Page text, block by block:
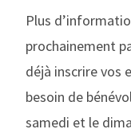
Plus
prochainement
déjà inscrire vos
besoin de
samedi et le